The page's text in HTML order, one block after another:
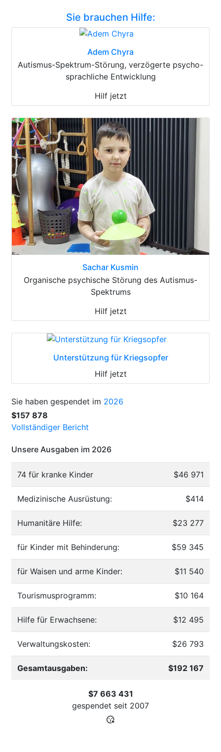
Sie brauchen Hilfe:
Adem Chyra
Autismus-Spektrum-Störung, verzögerte psycho-
sprachliche Entwicklung
Hilf jetzt
Sachar Kusmin
Organische psychische Störung des Autismus-
Spektrums
Hilf jetzt
Unterstützung für Kriegsopfer
Hilf jetzt
Sie haben gespendet im 2026
$157 878
Vollständiger Bericht
Unsere Ausgaben im 2026
74 für kranke Kinder $46 971
Medizinische Ausrüstung: $414
Humanitäre Hilfe: $23 277
für Kinder mit Behinderung: $59 345
für Waisen und arme Kinder: $11 540
Tourismusprogramm: $10 164
Hilfe für Erwachsene: $12 495
Verwaltungskosten: $26 793
Gesamtausgaben: $192 167
$7 663 431
gespendet seit 2007